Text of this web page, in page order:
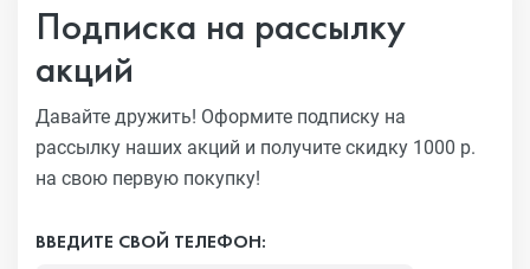
Подписка на рассылку
акций
Давайте дружить! Оформите подписку на
рассылку наших акций и получите скидку 1000 р.
на свою первую покупку!
ВВЕДИТЕ СВОЙ ТЕЛЕФОН: